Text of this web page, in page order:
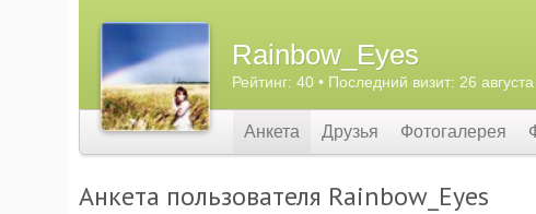
Rainbow_Eyes
Рейтинг: 40 • Последний визит: 26
Анкета Друзья Фотогалерея
Анкета пользователя Rainbow_Eyes